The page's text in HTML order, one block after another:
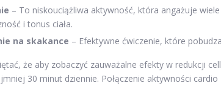
– To niskouciążliwa aktywność, która angażuje
i tonus ciała.
na skakance – Efektywne ćwiczenie, które
że aby zobaczyć zauważalne efekty w redukcji
30 minut dziennie. Połączenie aktywności